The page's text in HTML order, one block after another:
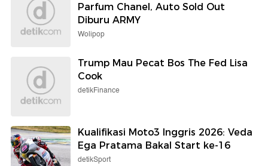
Parfum Chanel, Auto Sold Out
Diburu ARMY
Wolipop
Trump Mau Pecat Bos The Fed Lisa
Cook
detikFinance
Kualifikasi Moto3 Inggris 2026: Veda
Ega Pratama Bakal Start ke-16
detikSport